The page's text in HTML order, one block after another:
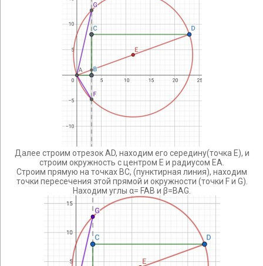
Далее строим отрезок AD, находим его середину(точка Е), и
строим окружность с центром Е и радиусом ЕА.
Строим прямую на точках ВС, (пунктирная линия), находим
точки пересечения этой прямой и окружности (точки F и G).
Находим углы α= FAB и β=BAG.